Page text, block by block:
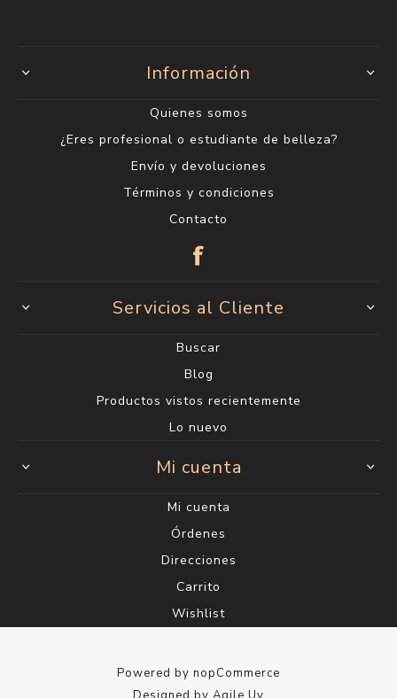
Información
Quienes somos
¿Eres profesional o estudiante de belleza?
Envío y devoluciones
Términos y condiciones
Contacto
Servicios al Cliente
Buscar
Blog
Productos vistos recientemente
Lo nuevo
Mi cuenta
Mi cuenta
Órdenes
Direcciones
Carrito
Wishlist
Powered by nopCommerce